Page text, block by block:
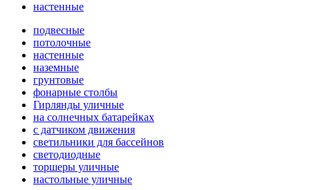
настенные
подвесные
потолочные
настенные
наземные
грунтовые
фонарные столбы
Гирлянды уличные
на солнечных батарейках
с датчиком движения
светильники для бассейнов
светодиодные
торшеры уличные
настольные уличные